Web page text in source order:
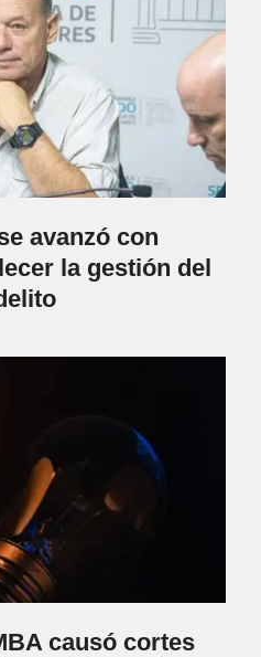
avanzó con
la gestión del
causó cortes